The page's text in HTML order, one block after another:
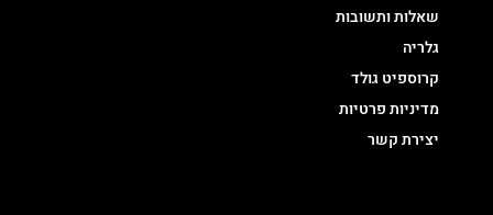
שאלות ותשובות
גלריה
קרוספיט גולד
מדיניות פרטיות
יצירת קשר